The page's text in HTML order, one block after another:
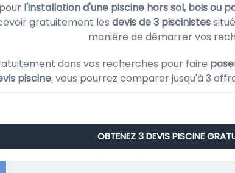
l'installation d'une piscine hors sol, bois ou
gratuitement les devis de 3 piscinistes
manière de démarrer vos
dans vos recherches pour faire
piscine, vous pourrez comparer jusqu'à 3
OBTENEZ 3 DEVIS PISCINE